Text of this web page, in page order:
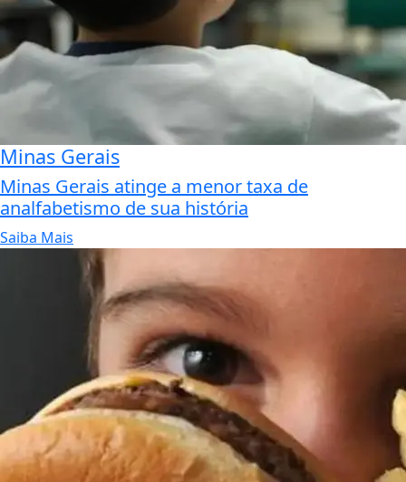
Minas Gerais
Minas Gerais atinge a menor taxa de
analfabetismo de sua história
Saiba Mais